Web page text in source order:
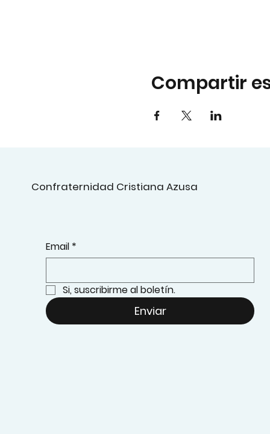
Compartir
Confraternidad Cristiana Azusa
Email *
Si, suscribirme al boletín.
Enviar